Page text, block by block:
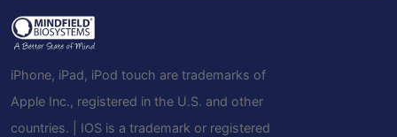
iPhone, iPad, iPod touch are trademarks of
Apple Inc., registered in the U.S. and other
countries. | IOS is a trademark or registered